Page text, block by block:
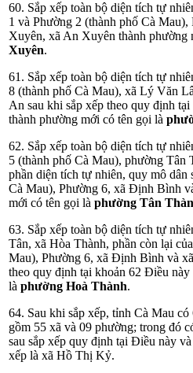
60. Sắp xếp toàn bộ diện tích tự
1 và Phường 2 (thành phố Cà
Xuyên, xã An Xuyên thành phường
Xuyên.
61. Sắp xếp toàn bộ diện tích tự
8 (thành phố Cà Mau), xã Lý Văn
An sau khi sắp xếp theo quy định
thành phường mới có tên gọi là
62. Sắp xếp toàn bộ diện tích tự
5 (thành phố Cà Mau), phường Tân
phần diện tích tự nhiên, quy mô dân
Cà Mau), Phường 6, xã Định Bình
mới có tên gọi là phường Tân
63. Sắp xếp toàn bộ diện tích tự
Tân, xã Hòa Thành, phần còn lại
Mau), Phường 6, xã Định Bình và
theo quy định tại khoản 62 Điều
là phường Hoà Thành.
64. Sau khi sắp xếp, tỉnh Cà Mau
gồm 55 xã và 09 phường; trong đó
sau sắp xếp quy định tại Điều này
xếp là xã Hồ Thị Kỷ.